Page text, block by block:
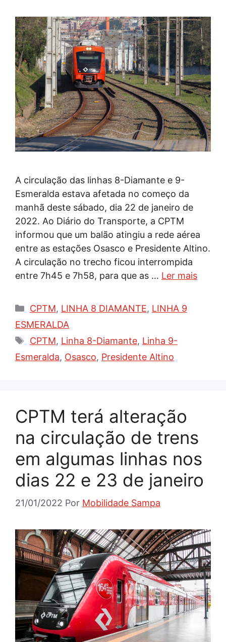
A circulação das linhas 8-Diamante e 9-
Esmeralda estava afetada no começo da
manhã deste sábado, dia 22 de janeiro de
2022. Ao Diário do Transporte, a CPTM
informou que um balão atingiu a rede aérea
entre as estações Osasco e Presidente Altino.
A circulação no trecho ficou interrompida
entre 7h45 e 7h58, para que as … Ler mais
Categorias
CPTM, LINHA 8 DIAMANTE, LINHA 9
ESMERALDA
Tags
CPTM, Linha 8-Diamante, Linha 9-
Esmeralda, Osasco, Presidente Altino
CPTM terá alteração
na circulação de trens
em algumas linhas nos
dias 22 e 23 de janeiro
21/01/2022 Por Mobilidade Sampa